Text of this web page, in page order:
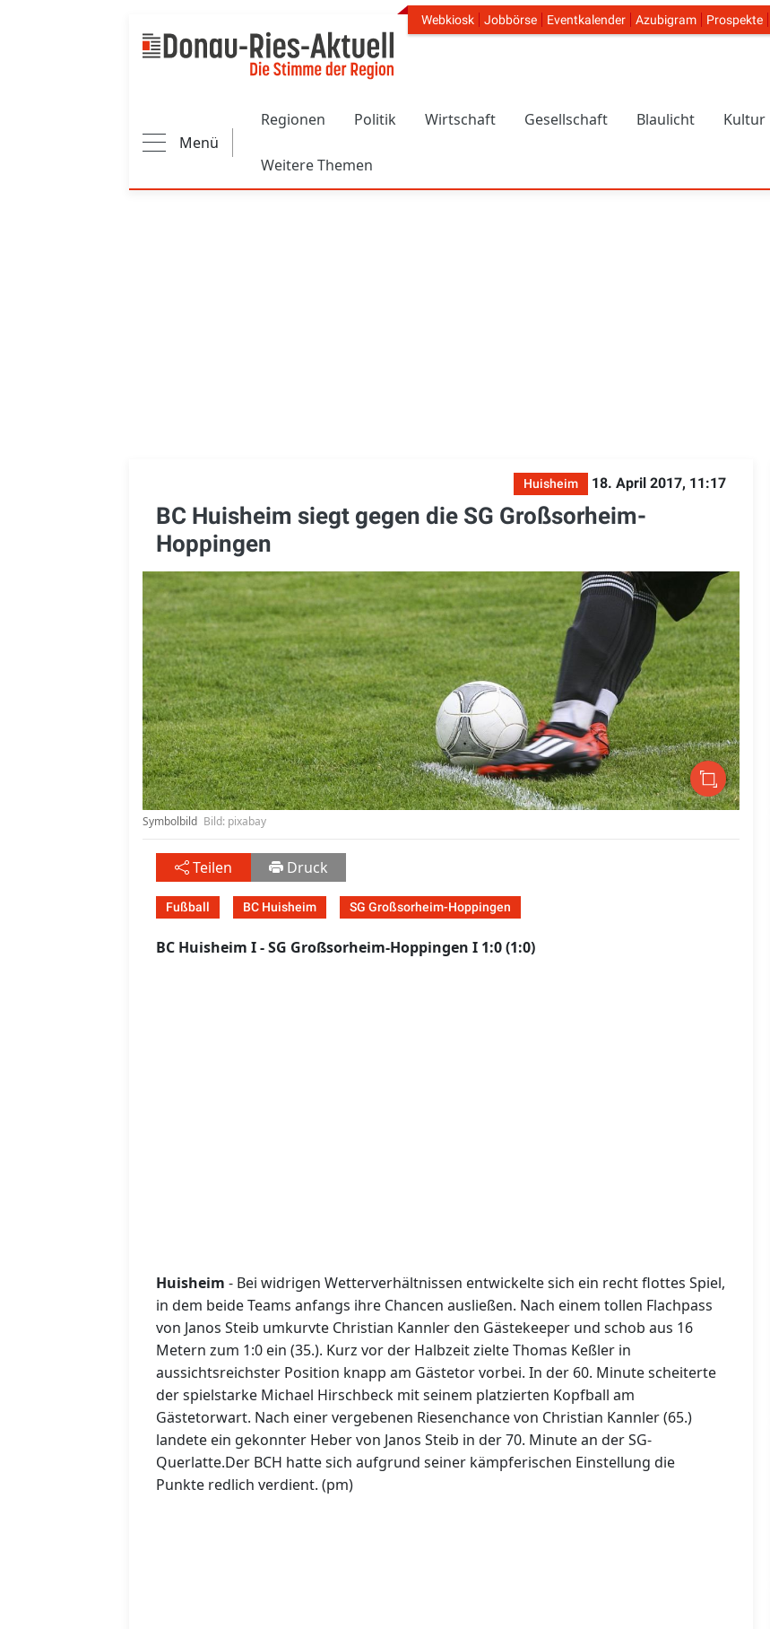
Header Navigation
Webkiosk Jobbörse Eventkalender Azubigram Prospekte
Menü
Regionen Politik Wirtschaft Gesellschaft Blaulicht Kultur
Weitere Themen
Huisheim 18. April 2017, 11:17
BC Huisheim siegt gegen die SG Großsorheim-
Hoppingen
Symbolbild Bild: pixabay
Teilen Druck
Fußball BC Huisheim SG Großsorheim-Hoppingen
BC Huisheim I - SG Großsorheim-Hoppingen I 1:0 (1:0)
Huisheim - Bei widrigen Wetterverhältnissen entwickelte sich ein recht flottes Spiel,
in dem beide Teams anfangs ihre Chancen ausließen. Nach einem tollen Flachpass
von Janos Steib umkurvte Christian Kannler den Gästekeeper und schob aus 16
Metern zum 1:0 ein (35.). Kurz vor der Halbzeit zielte Thomas Keßler in
aussichtsreichster Position knapp am Gästetor vorbei. In der 60. Minute scheiterte
der spielstarke Michael Hirschbeck mit seinem platzierten Kopfball am
Gästetorwart. Nach einer vergebenen Riesenchance von Christian Kannler (65.)
landete ein gekonnter Heber von Janos Steib in der 70. Minute an der SG-
Querlatte.Der BCH hatte sich aufgrund seiner kämpferischen Einstellung die
Punkte redlich verdient. (pm)
Bauzeichner/Bautechniker